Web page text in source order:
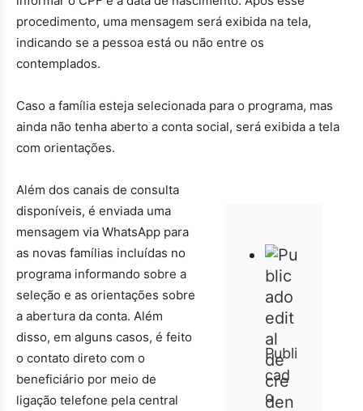
procedimento, uma mensagem será exibida na tela,
indicando se a pessoa está ou não entre os
contemplados.
Caso a família esteja selecionada para o programa, mas
ainda não tenha aberto a conta social, será exibida a tela
com orientações.
Publi
cad
o
Além dos canais de consulta
disponíveis, é enviada uma
mensagem via WhatsApp para
as novas famílias incluídas no
programa informando sobre a
seleção e as orientações sobre
a abertura da conta. Além
disso, em alguns casos, é feito
o contato direto com o
beneficiário por meio de
ligação telefone pela central